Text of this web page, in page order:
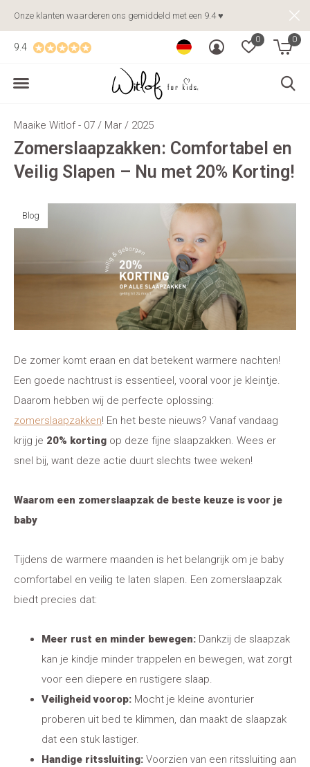
0 0
9.4
Onze klanten waarderen ons gemiddeld met een 9.4 ♥
Maaike Witlof - 07 / Mar / 2025
Zomerslaapzakken: Comfortabel en
Veilig Slapen – Nu met 20% Korting!
Blog
De zomer komt eraan en dat betekent warmere nachten!
Een goede nachtrust is essentieel, vooral voor je kleintje.
Daarom hebben wij de perfecte oplossing:
zomerslaapzakken! En het beste nieuws? Vanaf vandaag
krijg je 20% korting op deze fijne slaapzakken. Wees er
snel bij, want deze actie duurt slechts twee weken!
Waarom een zomerslaapzak de beste keuze is voor je
baby
Tijdens de warmere maanden is het belangrijk om je baby
comfortabel en veilig te laten slapen. Een zomerslaapzak
biedt precies dat:
Meer rust en minder bewegen: Dankzij de slaapzak
kan je kindje minder trappelen en bewegen, wat zorgt
voor een diepere en rustigere slaap.
Veiligheid voorop: Mocht je kleine avonturier
proberen uit bed te klimmen, dan maakt de slaapzak
dat een stuk lastiger.
Handige ritssluiting: Voorzien van een ritssluiting aan